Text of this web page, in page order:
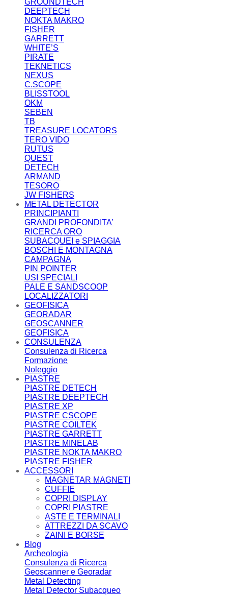
GROUNDTECH
DEEPTECH
NOKTA MAKRO
FISHER
GARRETT
WHITE’S
PIRATE
TEKNETICS
NEXUS
C.SCOPE
BLISSTOOL
OKM
SEBEN
TB
TREASURE LOCATORS
TERO VIDO
RUTUS
QUEST
DETECH
ARMAND
TESORO
JW FISHERS
METAL DETECTOR
PRINCIPIANTI
GRANDI PROFONDITA’
RICERCA ORO
SUBACQUEI e SPIAGGIA
BOSCHI E MONTAGNA
CAMPAGNA
PIN POINTER
USI SPECIALI
PALE E SANDSCOOP
LOCALIZZATORI
GEOFISICA
GEORADAR
GEOSCANNER
GEOFISICA
CONSULENZA
Consulenza di Ricerca
Formazione
Noleggio
PIASTRE
PIASTRE DETECH
PIASTRE DEEPTECH
PIASTRE XP
PIASTRE CSCOPE
PIASTRE COILTEK
PIASTRE GARRETT
PIASTRE MINELAB
PIASTRE NOKTA MAKRO
PIASTRE FISHER
ACCESSORI
MAGNETAR MAGNETI
CUFFIE
COPRI DISPLAY
COPRI PIASTRE
ASTE E TERMINALI
ATTREZZI DA SCAVO
ZAINI E BORSE
Blog
Archeologia
Consulenza di Ricerca
Geoscanner e Georadar
Metal Detecting
Metal Detector Subacqueo